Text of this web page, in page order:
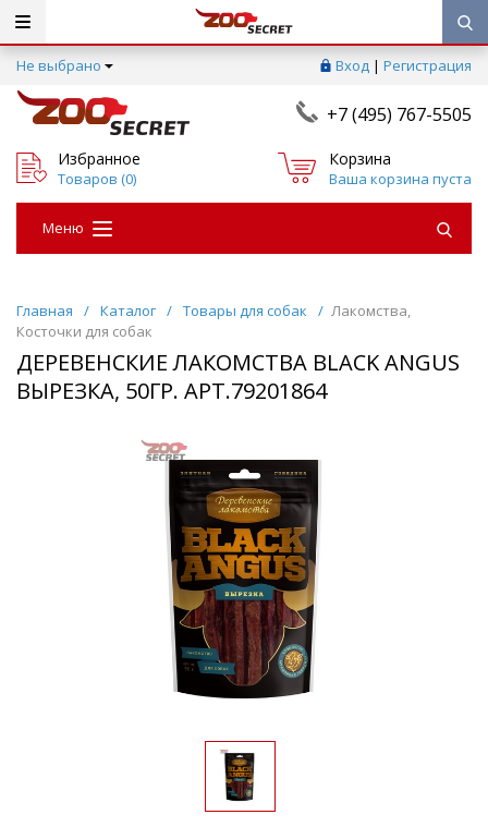
Не выбрано Вход | Регистрация
+7 (495) 767-5505
Избранное
Товаров (0)
Корзина
Ваша корзина пуста
Меню
Главная / Каталог / Товары для собак / Лакомства,
Косточки для собак
ДЕРЕВЕНСКИЕ ЛАКОМСТВА BLACK ANGUS
ВЫРЕЗКА, 50ГР. АРТ.79201864